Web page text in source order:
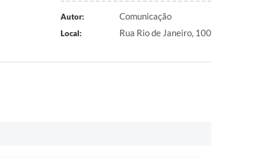
Autor: Comunicação
Local: Rua Rio de Janeiro, 100